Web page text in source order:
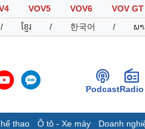
VOV5 VOV6
VOV GT
/ ខ្មែរ / 한국어 / ພ
PodcastRadio
thao Ô tô - Xe máy Doanh